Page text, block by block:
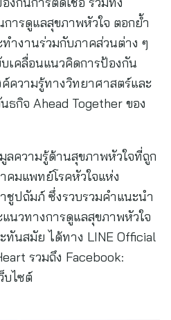
ารดูแลสุขภาพหัวใจ ตอกย้ำ
ำงานร่วมกับภาคส่วนต่าง ๆ
เคลื่อนแนวคิดการป้องกัน
ความรู้ทางวิทยาศาสตร์และ
ธกิจ Ahead Together ของ
ลความรู้ด้านสุขภาพหัวใจที่ถูก
คมแพทย์โรคหัวใจแห่ง
ชูปถัมภ์ ซึ่งรวบรวมคำแนะนำ
นวทางการดูแลสุขภาพหัวใจ
ทันสมัย ได้ทาง LINE Official
รวมถึง Facebook:
บไซต์